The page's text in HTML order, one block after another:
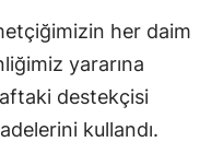
her daim
yararına
destekçisi
kullandı.